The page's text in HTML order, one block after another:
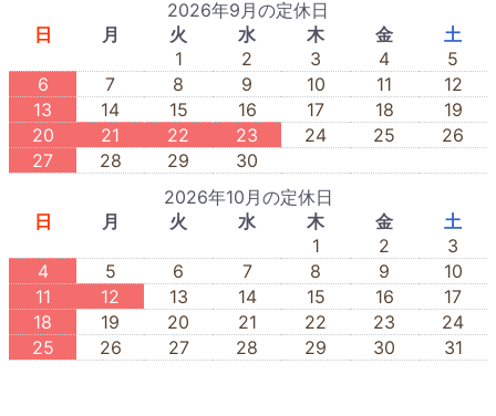
2026年9月の定休日
日
月 火 水 木 金
土
1
2 3 4
5
6
7 8 9 10 11
12
13
14 15 16 17 18
19
20
21 22 23 24 25
26
27
28 29
30
2026年10月の定休日
日
月 火 水 木 金
土
1
2
3
4
5 6 7 8 9
10
11
12 13 14 15 16
17
18
19 20 21 22 23
24
25
26 27 28 29 30 31